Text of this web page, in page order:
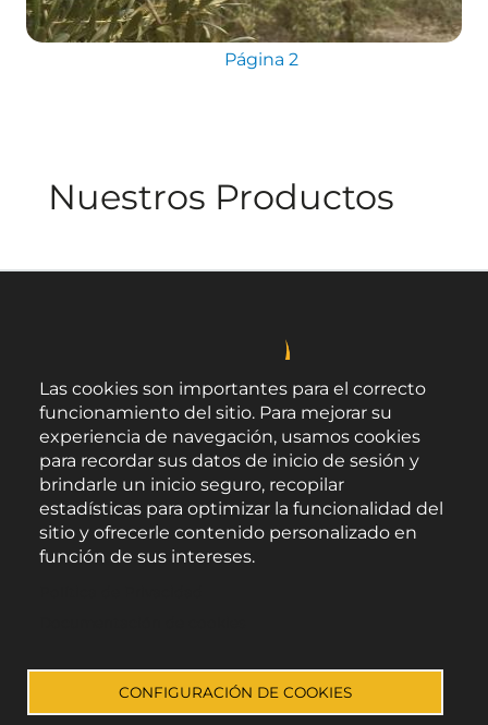
Página anterior
Página 2
Nuestros Productos
Aviso legal-Política de privacidad-
Accesibilidad
Las cookies son importantes para el correcto
funcionamiento del sitio. Para mejorar su
experiencia de navegación, usamos cookies
para recordar sus datos de inicio de sesión y
brindarle un inicio seguro, recopilar
estadísticas para optimizar la funcionalidad del
sitio y ofrecerle contenido personalizado en
función de sus intereses.
CONFIGURACIÓN DE COOKIES